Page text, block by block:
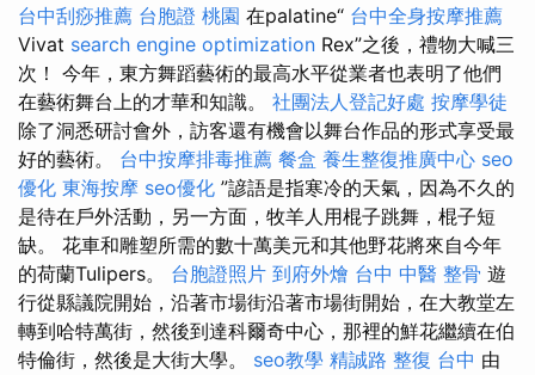
台中刮痧推薦 台胞證 桃園 在palatine“ 台中全身按摩推薦
Vivat search engine optimization Rex”之後，禮物大喊三
次！ 今年，東方舞蹈藝術的最高水平從業者也表明了他們
在藝術舞台上的才華和知識。 社團法人登記好處 按摩學徒
除了洞悉研討會外，訪客還有機會以舞台作品的形式享受最
好的藝術。 台中按摩排毒推薦 餐盒 養生整復推廣中心 seo
優化 東海按摩 seo優化 ”諺語是指寒冷的天氣，因為不久的
是待在戶外活動，另一方面，牧羊人用棍子跳舞，棍子短
缺。 花車和雕塑所需的數十萬美元和其他野花將來自今年
的荷蘭Tulipers。 台胞證照片 到府外燴 台中 中醫 整骨 遊
行從縣議院開始，沿著市場街沿著市場街開始，在大教堂左
轉到哈特萬街，然後到達科爾奇中心，那裡的鮮花繼續在伯
特倫街，然後是大街大學。 seo教學 精誠路 整復 台中 由